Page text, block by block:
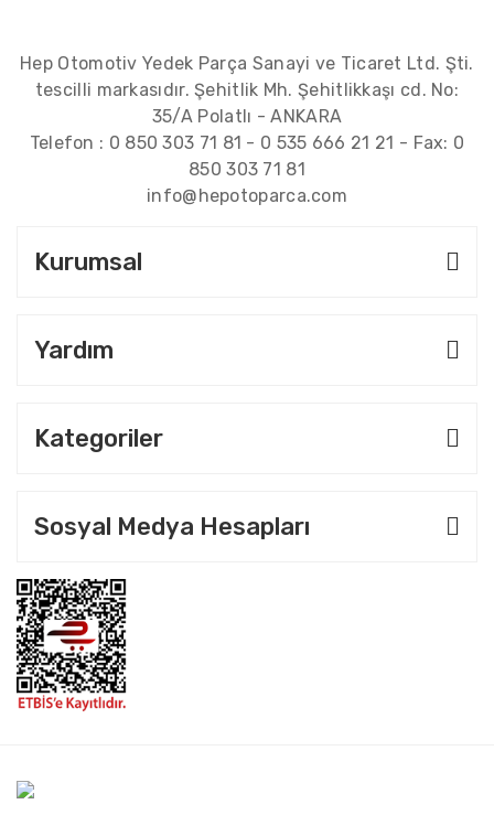
Hep Otomotiv Yedek Parça Sanayi ve Ticaret Ltd. Şti.
tescilli markasıdır. Şehitlik Mh. Şehitlikkaşı cd. No:
35/A Polatlı - ANKARA
Telefon : 0 850 303 71 81 - 0 535 666 21 21 - Fax: 0
850 303 71 81
info@hepotoparca.com
Kurumsal
Yardım
Kategoriler
Sosyal Medya Hesapları